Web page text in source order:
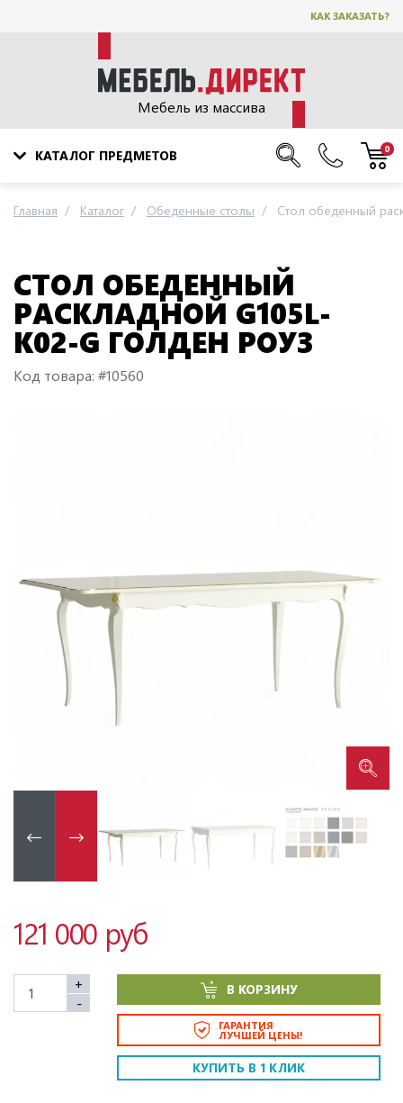
КАК ЗАКАЗАТЬ?
Мебель из массива
КАТАЛОГ ПРЕДМЕТОВ 0
Главная Каталог Обеденные столы Стол обеденный
СТОЛ ОБЕДЕННЫЙ
РАСКЛАДНОЙ G105L-
K02-G ГОЛДЕН РОУЗ
Код товара: #10560
121 000 руб
+
-
В КОРЗИНУ
ГАРАНТИЯ
ЛУЧШЕЙ ЦЕНЫ!
КУПИТЬ В 1 КЛИК